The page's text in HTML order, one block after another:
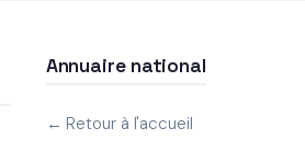
Annuaire national
← Retour à l'accueil